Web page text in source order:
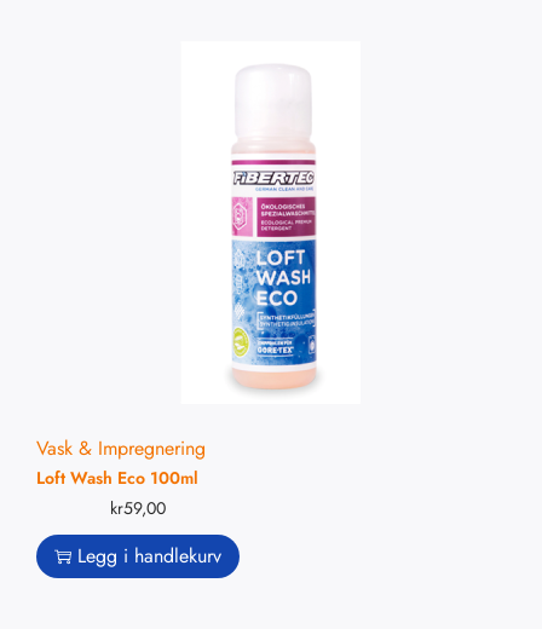
Vask & Impregnering
Loft Wash Eco 100ml
kr59,00
Legg i handlekurv